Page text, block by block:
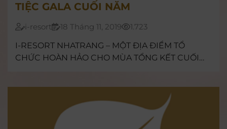
TIỆC GALA CUỐI NĂM
i-resort 18 Tháng 11, 2019
1.723
I-RESORT NHATRANG – MỘT ĐỊA ĐIỂM TỔ
CHỨC HOÀN HẢO CHO MÙA TỔNG KẾT CUỐI